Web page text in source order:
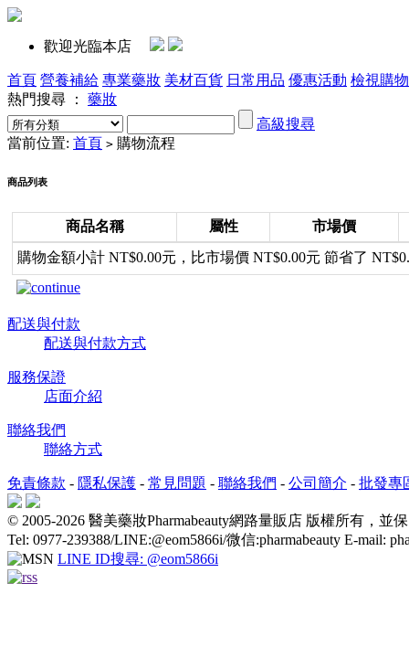
歡迎光臨本店
首頁 營養補給 專業藥妝 美材百貨 日常用品 優惠活動 檢視購
熱門搜尋 ： 藥妝
高級搜尋
當前位置: 首頁 > 購物流程
商品列表
商品名稱 屬性
市場價
購物金額小計 NT$0.00元，比市場價 NT$0.00元 節省了
配送與付款
配送與付款方式
服務保證
店面介紹
聯絡我們
聯絡方式
免責條款 - 隱私保護 - 常見問題 - 聯絡我們 - 公司簡介 - 批發專
© 2005-2026 醫美藥妝Pharmabeauty網路量販店 版權所有，並
Tel: 0977-239388/LINE:@eom5866i/微信:pharmabeauty E-mail:
LINE ID搜尋: @eom5866i